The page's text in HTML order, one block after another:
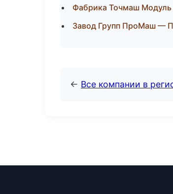
Фабрика Точмаш Модуль
Завод Групп ПроМаш —
← Все компании в